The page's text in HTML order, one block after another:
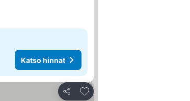
Katso hinnat
Jaa
Lisää suosikkeihin